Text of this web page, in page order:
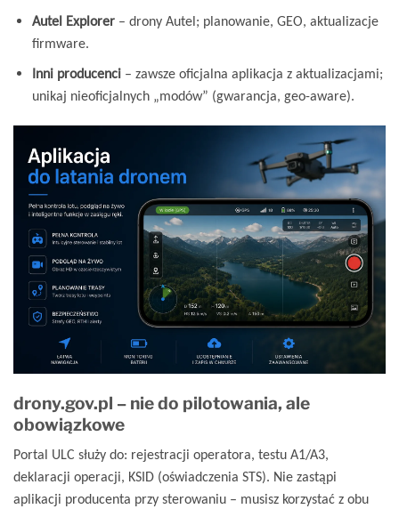
Autel Explorer– drony Autel; planowanie, GEO, aktualizacje
firmware.
Inni producenci– zawsze oficjalna aplikacja z aktualizacjami;
unikaj nieoficjalnych „modów” (gwarancja, geo-aware).
drony.gov.pl – nie do pilotowania, ale
obowiązkowe
Portal ULC służy do: rejestracji operatora, testu A1/A3,
deklaracji operacji, KSID (oświadczenia STS). Nie zastąpi
aplikacji producenta przy sterowaniu – musisz korzystać z obu